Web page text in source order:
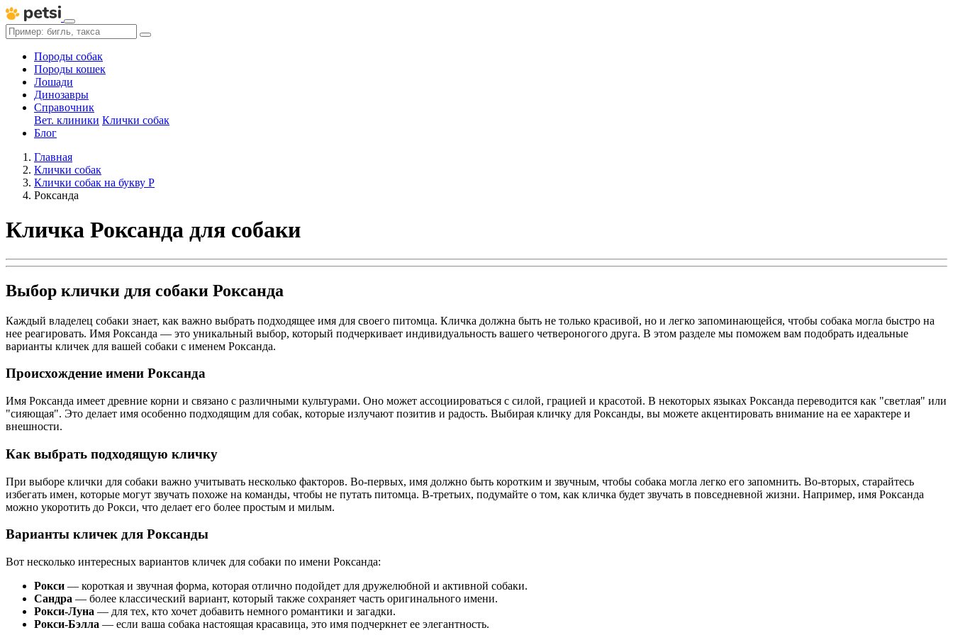
Породы собак
Породы кошек
Лошади
Динозавры
Справочник
Вет. клиники Клички собак
Блог
Главная
Клички собак
Клички собак на букву Р
Роксанда
Кличка Роксанда для собаки
Выбор клички для собаки Роксанда
Каждый владелец собаки знает, как важно выбрать подходящее имя для своего питомца. Кличка должна быть не только красивой, но и легко запоминающейся, чтобы собака могла быстро на
нее реагировать. Имя Роксанда — это уникальный выбор, который подчеркивает индивидуальность вашего четвероногого друга. В этом разделе мы поможем вам подобрать идеальные
варианты кличек для вашей собаки с именем Роксанда.
Происхождение имени Роксанда
Имя Роксанда имеет древние корни и связано с различными культурами. Оно может ассоциироваться с силой, грацией и красотой. В некоторых языках Роксанда переводится как "светлая" или
"сияющая". Это делает имя особенно подходящим для собак, которые излучают позитив и радость. Выбирая кличку для Роксанды, вы можете акцентировать внимание на ее характере и
внешности.
Как выбрать подходящую кличку
При выборе клички для собаки важно учитывать несколько факторов. Во-первых, имя должно быть коротким и звучным, чтобы собака могла легко его запомнить. Во-вторых, старайтесь
избегать имен, которые могут звучать похоже на команды, чтобы не путать питомца. В-третьих, подумайте о том, как кличка будет звучать в повседневной жизни. Например, имя Роксанда
можно укоротить до Рокси, что делает его более простым и милым.
Варианты кличек для Роксанды
Вот несколько интересных вариантов кличек для собаки по имени Роксанда:
Рокси — короткая и звучная форма, которая отлично подойдет для дружелюбной и активной собаки.
Сандра — более классический вариант, который также сохраняет часть оригинального имени.
Рокси-Луна — для тех, кто хочет добавить немного романтики и загадки.
Рокси-Бэлла — если ваша собака настоящая красавица, это имя подчеркнет ее элегантность.